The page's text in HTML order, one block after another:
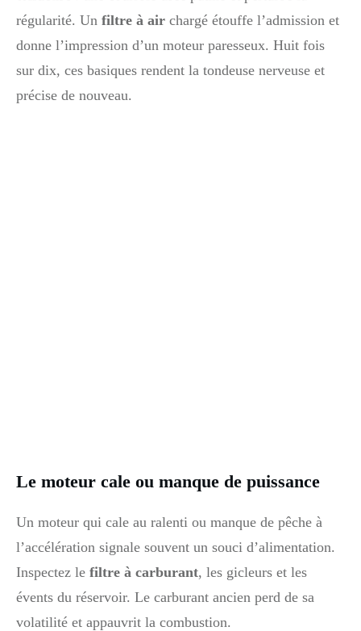
régularité. Un filtre à air chargé étouffe l’admission et
donne l’impression d’un moteur paresseux. Huit fois
sur dix, ces basiques rendent la tondeuse nerveuse et
précise de nouveau.
Le moteur cale ou manque de puissance
Un moteur qui cale au ralenti ou manque de pêche à
l’accélération signale souvent un souci d’alimentation.
Inspectez le filtre à carburant, les gicleurs et les
évents du réservoir. Le carburant ancien perd de sa
volatilité et appauvrit la combustion.